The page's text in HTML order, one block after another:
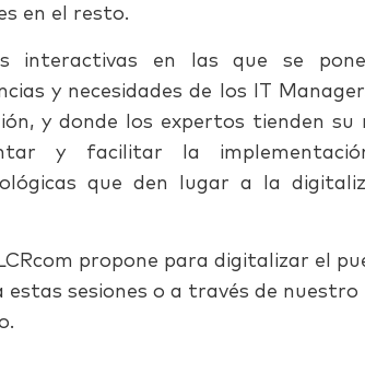
en el resto.
interactivas en las que se
y necesidades de los IT
y donde los expertos tienden su
y facilitar la
que den lugar a la
propone para digitalizar el
sesiones o a través de nuestro